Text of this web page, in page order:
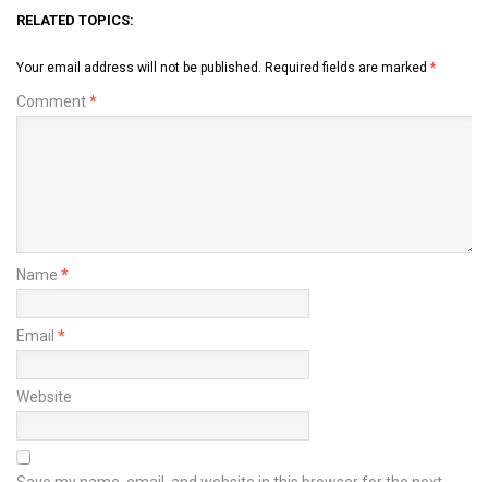
RELATED TOPICS:
Your email address will not be published. Required fields are marked *
Comment*
Name *
Email *
Website